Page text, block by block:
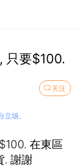
只要$100.
关注
场。
在東區
. 謝謝